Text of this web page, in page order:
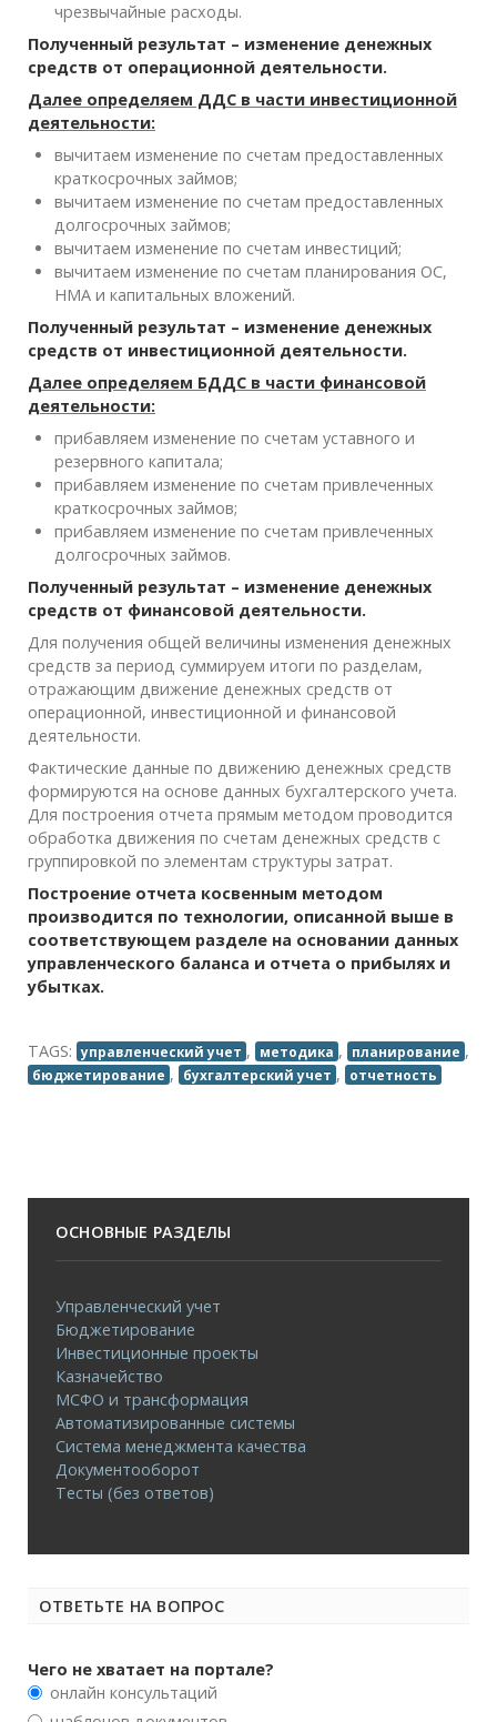
чрезвычайные расходы.
Полученный результат – изменение денежных
средств от операционной деятельности.
Далее определяем ДДС в части инвестиционной
деятельности:
вычитаем изменение по счетам предоставленных
краткосрочных займов;
вычитаем изменение по счетам предоставленных
долгосрочных займов;
вычитаем изменение по счетам инвестиций;
вычитаем изменение по счетам планирования ОС,
НМА и капитальных вложений.
Полученный результат – изменение денежных
средств от инвестиционной деятельности.
Далее определяем БДДС в части финансовой
деятельности:
прибавляем изменение по счетам уставного и
резервного капитала;
прибавляем изменение по счетам привлеченных
краткосрочных займов;
прибавляем изменение по счетам привлеченных
долгосрочных займов.
Полученный результат – изменение денежных
средств от финансовой деятельности.
Для получения общей величины изменения денежных
средств за период суммируем итоги по разделам,
отражающим движение денежных средств от
операционной, инвестиционной и финансовой
деятельности.
Фактические данные по движению денежных средств
формируются на основе данных бухгалтерского учета.
Для построения отчета прямым методом проводится
обработка движения по счетам денежных средств с
группировкой по элементам структуры затрат.
Построение отчета косвенным методом
производится по технологии, описанной выше в
соответствующем разделе на основании данных
управленческого баланса и отчета о прибылях и
убытках.
TAGS: управленческий учет , методика , планирование ,
бюджетирование , бухгалтерский учет , отчетность
ОСНОВНЫЕ РАЗДЕЛЫ
Управленческий учет
Бюджетирование
Инвестиционные проекты
Казначейство
МСФО и трансформация
Автоматизированные системы
Система менеджмента качества
Документооборот
Тесты (без ответов)
ОТВЕТЬТЕ НА ВОПРОС
Чего не хватает на портале?
онлайн консультаций